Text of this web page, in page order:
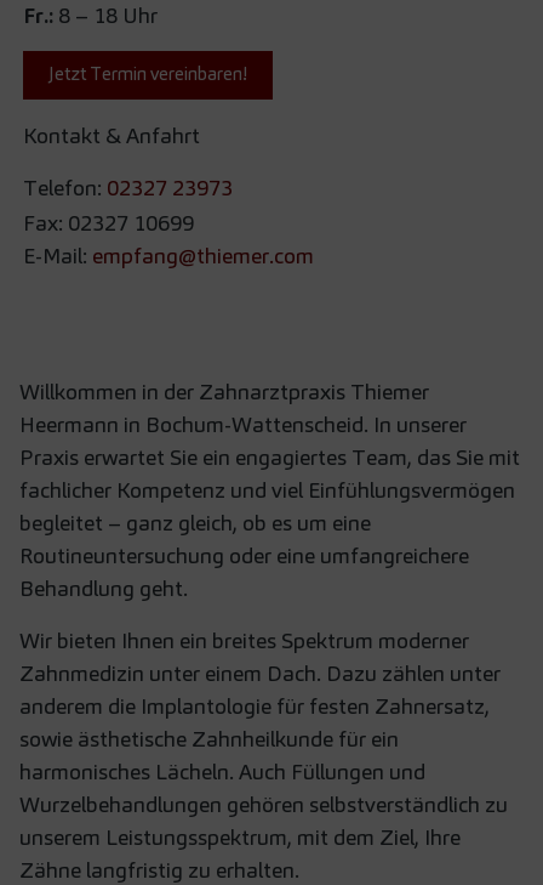
Fr.: 8 – 18 Uhr
Jetzt Termin vereinbaren!
Kontakt & Anfahrt
Telefon: 02327 23973
Fax: 02327 10699
E-Mail: empfang@thiemer.com
Willkommen in der Zahnarztpraxis Thiemer
Heermann in Bochum-Wattenscheid. In unserer
Praxis erwartet Sie ein engagiertes Team, das Sie mit
fachlicher Kompetenz und viel Einfühlungsvermögen
begleitet – ganz gleich, ob es um eine
Routineuntersuchung oder eine umfangreichere
Behandlung geht.
Wir bieten Ihnen ein breites Spektrum moderner
Zahnmedizin unter einem Dach. Dazu zählen unter
anderem die Implantologie für festen Zahnersatz,
sowie ästhetische Zahnheilkunde für ein
harmonisches Lächeln. Auch Füllungen und
Wurzelbehandlungen gehören selbstverständlich zu
unserem Leistungsspektrum, mit dem Ziel, Ihre
Zähne langfristig zu erhalten.